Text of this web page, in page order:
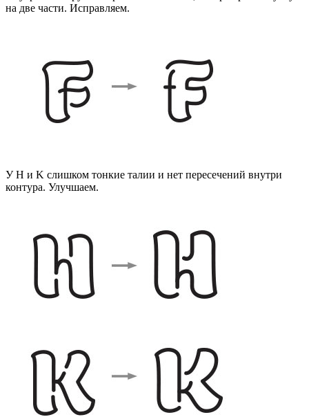
на две части. Исправляем.
У H и K слишком тонкие талии и нет пересечений внутри
контура. Улучшаем.